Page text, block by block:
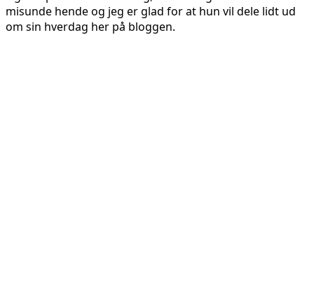
misunde hende og jeg er glad for at hun vil dele lidt ud
om sin hverdag her på bloggen.